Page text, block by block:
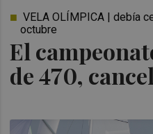
El
de 470,
VELA OLÍMPICA | debía
octubre